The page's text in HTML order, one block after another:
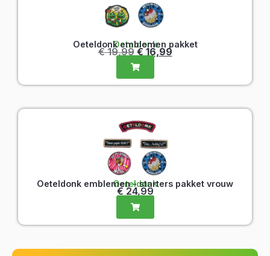
Oeteldonk
Oeteldonk emblemen pakket
€19,99 €16,99
Oeteldonk
Oeteldonk emblemen - starters pakket vrouw
€ 24,99